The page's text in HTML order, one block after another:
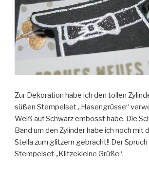
Zur Dekoration habe ich den tollen
süßen Stempelset „Hasengrüsse“
Weiß auf Schwarz embosst habe. Die
Band um den Zylinder habe ich noch mit
Stella zum glitzern gebracht!! Der
Stempelset „Klitzekleine Grüße“.